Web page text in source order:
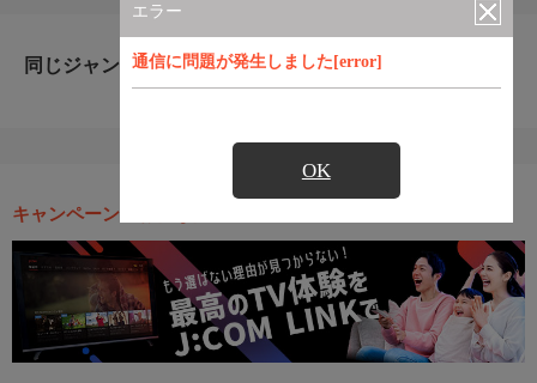
エラー
通信に問題が発生しました[error]
OK
同じジャンルのおすすめ番組
キャンペーン・お得な情報